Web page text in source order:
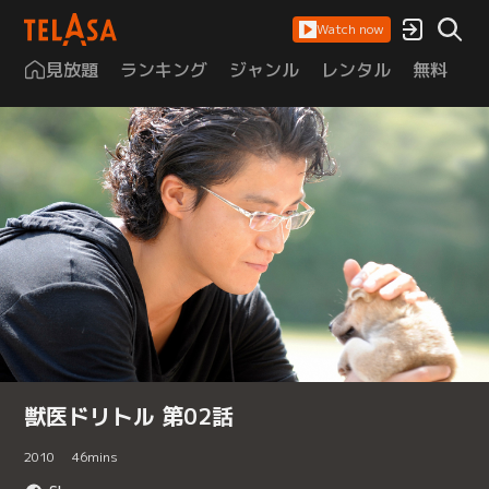
Watch now
見放題 ランキング ジャンル レンタル 無料
獣医ドリトル 第02話
2010 46mins